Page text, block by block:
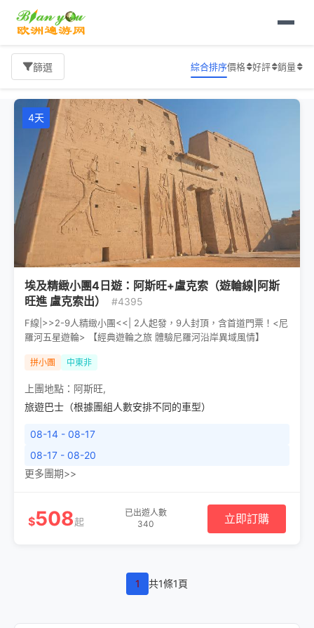
首頁 阿斯旺 旅遊報價
篩選 綜合排序價格 好評 銷量
4天
埃及精緻小團4日遊：阿斯旺+盧克索（遊輪線|阿斯
旺進 盧克索出）
#4395
F線|>>2-9人精緻小團<<| 2人起發，9人封頂，含首道門票！<尼
羅河五星遊輪> 【經典遊輪之旅 體驗尼羅河沿岸異域風情】
拼小團 中東非
上團地點： 阿斯旺,
旅遊巴士（根據團組人數安排不同的車型）
08-14 - 08-17
08-17 - 08-20
更多團期>>
$508起
已出遊人數
340
立即訂購
1 共1條1頁